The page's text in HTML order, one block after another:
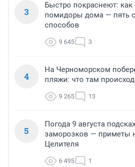
3
Быстро покраснеют:
помидоры дома — пять
способов
9 645 3
4
На Черноморском
пляжи: что там
9 265 13
5
Погода 9 августа
заморозков — приметы
Целителя
6 495 1